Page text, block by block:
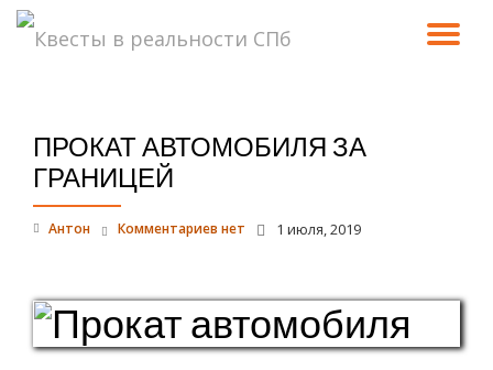
ПРОКАТ АВТОМОБИЛЯ ЗА
ГРАНИЦЕЙ
Антон 1 июля, 2019
Комментариев нет